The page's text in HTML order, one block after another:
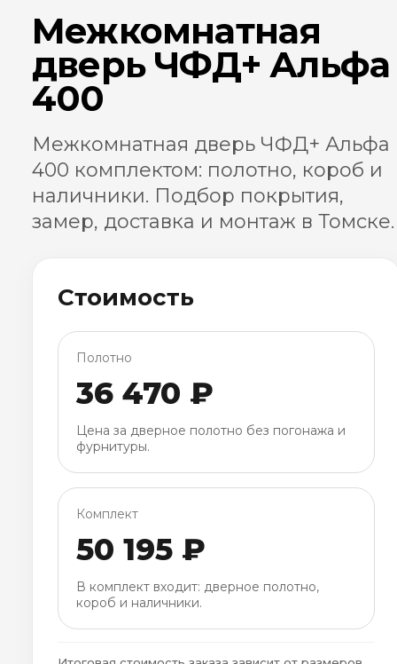
Межкомнатная
дверь ЧФД+ Альфа
400
Межкомнатная дверь ЧФД+ Альфа
400 комплектом: полотно, короб и
наличники. Подбор покрытия,
замер, доставка и монтаж в Томске.
Стоимость
Полотно
36 470 ₽
Цена за дверное полотно без погонажа и
фурнитуры.
Комплект
50 195 ₽
В комплект входит: дверное полотно,
короб и наличники.